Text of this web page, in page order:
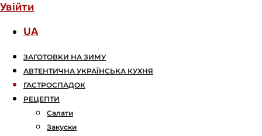
Увійти
UA
ЗАГОТОВКИ НА ЗИМУ
АВТЕНТИЧНА УКРАЇНСЬКА КУХНЯ
ГАСТРОСПАДОК
РЕЦЕПТИ
Салати
Закуски